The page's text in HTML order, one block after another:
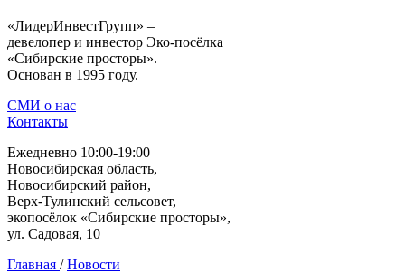
«ЛидерИнвестГрупп» –
девелопер и инвестор Эко-посёлка
«Сибирские просторы».
Основан в 1995 году.
СМИ о нас
Контакты
Ежедневно 10:00-19:00
Новосибирская область,
Новосибирский район,
Верх-Тулинский сельсовет,
экопосёлок «Сибирские просторы»,
ул. Садовая, 10
Главная / Новости